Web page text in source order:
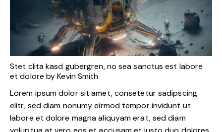
Stet clita kasd gubergren, no sea sanctus est labore
et dolore byKevin Smith
Lorem ipsum dolor sit amet, consetetur sadipscing
elitr, sed diam nonumy eirmod tempor invidunt ut
labore et dolore magna aliquyam erat, sed diam